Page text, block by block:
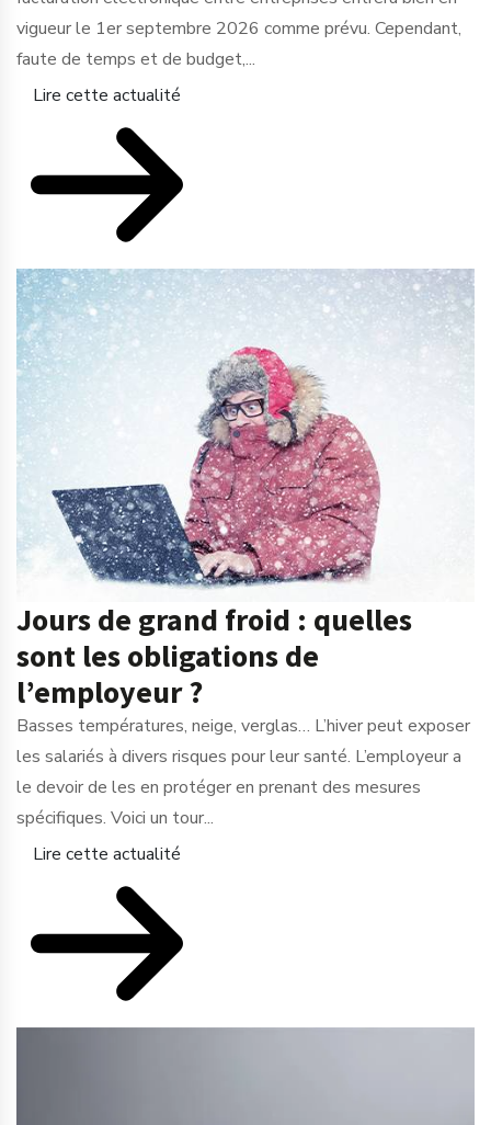
vigueur le 1er septembre 2026 comme prévu. Cependant,
faute de temps et de budget,...
Lire cette actualité
Jours de grand froid : quelles
sont les obligations de
l’employeur ?
Basses températures, neige, verglas… L’hiver peut exposer
les salariés à divers risques pour leur santé. L’employeur a
le devoir de les en protéger en prenant des mesures
spécifiques. Voici un tour...
Lire cette actualité